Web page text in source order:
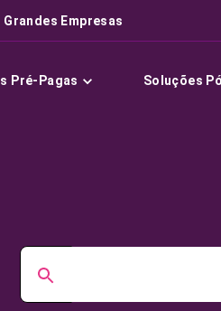
Grandes Empresas
Pré-Pagas Soluções